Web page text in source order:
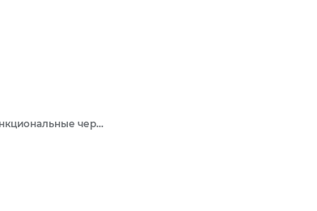
Многофункциональные черно-белые принтеры